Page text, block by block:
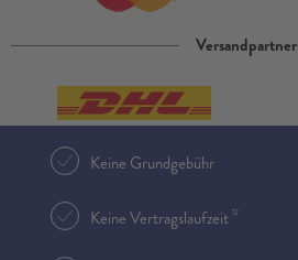
Versandpartner
Keine Grundgebühr
Keine Vertragslaufzeit 12